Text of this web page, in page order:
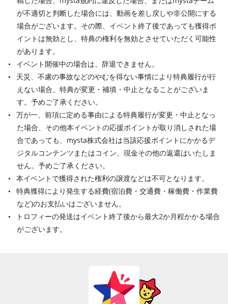
が不適切と判断した場合には、動画を差し戻しや非公開にする
場合がございます。その際、イベント終了後であっても獲得ポ
イントは無効とし、特典の権利を無効とさせていただく可能性
があります。
イベント開催中の場合は、辞退できません。
天災、不慮の事故などのやむを得ない事情により特典履行が行
えない場合、特典が変更・補填・中止となることがございま
す。予めご了承ください。
万が一、前項に定める事由による特典履行が変更・中止となっ
た場合、その他本イベントの応援ポイントが取り消しされた場
合であっても、mysta株式会社は当該応援ポイントにかかるデ
ジタルコンテンツまたはコイン、現金その他の返還はいたしま
せん。予めご了承ください。
本イベントで獲得された権利の譲渡などは不可となります。
特典獲得により発生する経費(宿泊費・交通費・稼働費・作業費
など)のお支払いはございません。
トロフィーの発送はイベント終了後から最大2か月程かかる場合
がございます。